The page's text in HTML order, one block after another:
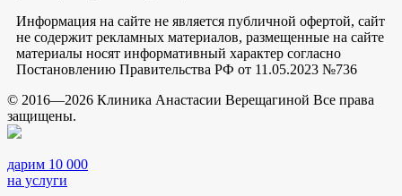
Информация на сайте не является публичной офертой, сайт
не содержит рекламных материалов, размещенные на сайте
материалы носят информативный характер согласно
Постановлению Правительства РФ от 11.05.2023 №736
© 2016—2026 Клиника Анастасии Верещагиной Все права
защищены.
дарим 10 000
на услуги